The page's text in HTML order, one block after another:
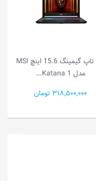
لپ تاپ گیمینگ 15.6 اینچ MSI
مدل Katana 1...
318,500,000 تومان